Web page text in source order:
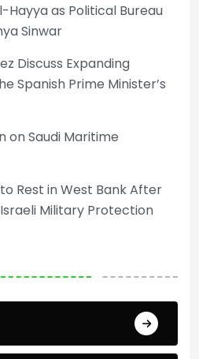
Hayya as Political Bureau
Sinwar
Discuss Expanding
Spanish Prime Minister’s
on Saudi Maritime
Rest in West Bank After
Military Protection